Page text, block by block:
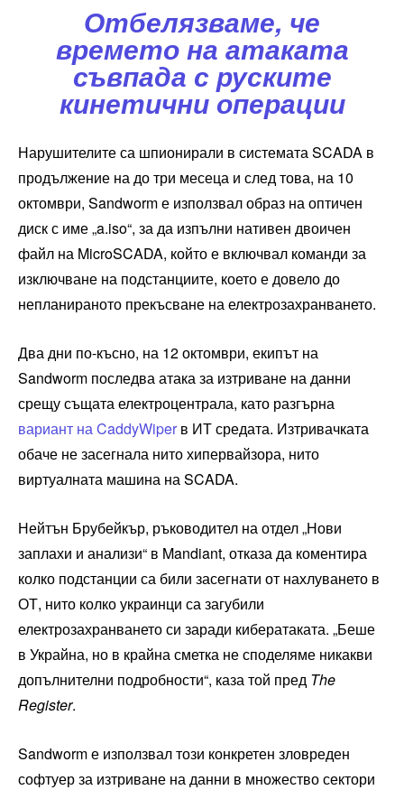
Отбелязваме, че
времето на атаката
съвпада с руските
кинетични операции
Нарушителите са шпионирали в системата SCADA в
продължение на до три месеца и след това, на 10
октомври, Sandworm е използвал образ на оптичен
диск с име „a.iso“, за да изпълни нативен двоичен
файл на MicroSCADA, който е включвал команди за
изключване на подстанциите, което е довело до
непланираното прекъсване на електрозахранването.
Два дни по-късно, на 12 октомври, екипът на
Sandworm последва атака за изтриване на данни
срещу същата електроцентрала, като разгърна
вариант на CaddyWiper в ИТ средата. Изтривачката
обаче не засегнала нито хипервайзора, нито
виртуалната машина на SCADA.
Нейтън Брубейкър, ръководител на отдел „Нови
заплахи и анализи“ в Mandiant, отказа да коментира
колко подстанции са били засегнати от нахлуването в
ОТ, нито колко украинци са загубили
електрозахранването си заради кибератаката. „Беше
в Украйна, но в крайна сметка не споделяме никакви
допълнителни подробности“, каза той пред The
Register.
Sandworm е използвал този конкретен зловреден
софтуер за изтриване на данни в множество сектори